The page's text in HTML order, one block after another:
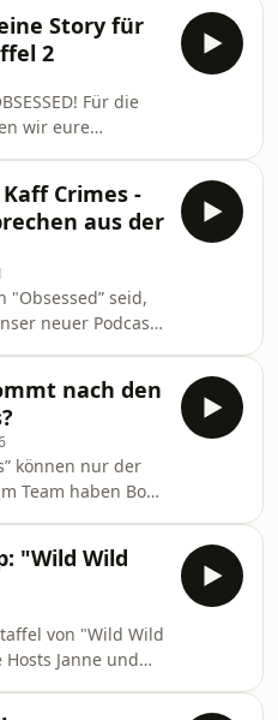
Story für
2
Für die
wir eure
der was richtig
war. Und den ihr
aufbewahrt habt.
alle noch so
uns
obsessed@br.de.
Crimes -
aus der
"Obsessed” seid,
neuer Podcast
Woche wahre
so nur auf dem
Beispiel diese
über einen
Dorf in NRW,
wieder
einfach nicht
wird. Oder die Sto
nach den
können nur der
Team haben Bock
den wir für
Gibt es da
das euch nicht
eure Nachricht
und das
los mit der
"Wild Wild
von "Wild Wild
Janne und